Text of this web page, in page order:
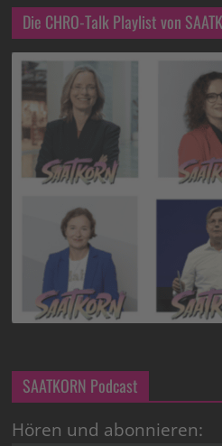
Die CHRO-Talk Playlist von
SAATKORN Podcast
Hören und abonnieren: